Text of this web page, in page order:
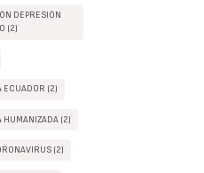
DEPRESIÓN
(2)
ECUADOR (2)
HUMANIZADA (2)
(2)